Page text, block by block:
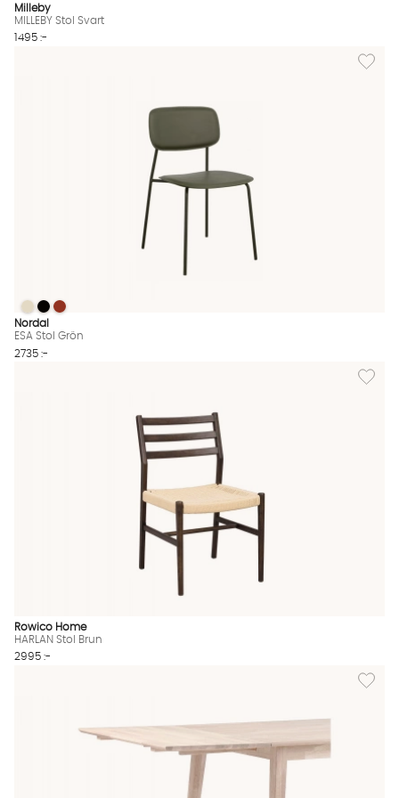
Milleby
MILLEBY Stol Svart
1495 :-
Lägg
ESA Stol Grön Finns även i dessa färger:
ESA Stol Grön
ESA Stol Grön
ESA Stol Grön
Nordal
ESA Stol Grön
2735 :-
Lägg
Rowico Home
HARLAN Stol Brun
2995 :-
Lägg